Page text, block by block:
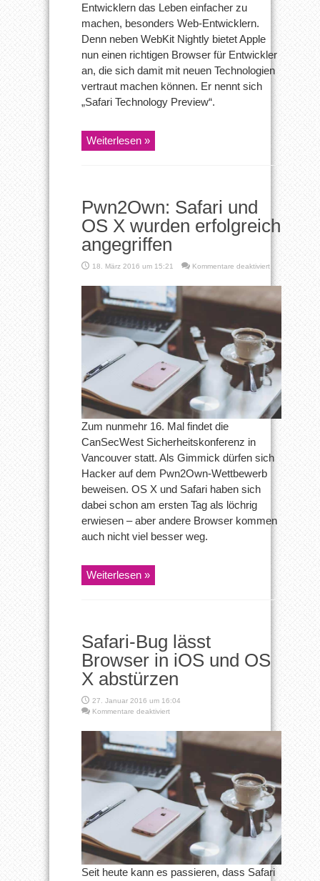
Entwicklern das Leben einfacher zu
machen, besonders Web-Entwicklern.
Denn neben WebKit Nightly bietet Apple
nun einen richtigen Browser für Entwickler
an, die sich damit mit neuen Technologien
vertraut machen können. Er nennt sich
„Safari Technology Preview“.
Weiterlesen »
Pwn2Own: Safari und
OS X wurden erfolgreich
angegriffen
18. März 2016 um 15:21 Kommentare deaktiviertfür
Pwn2Own:
Safari
OS
wurden
erfolgreich
angegriffen
Zum nunmehr 16. Mal findet die
CanSecWest Sicherheitskonferenz in
Vancouver statt. Als Gimmick dürfen sich
Hacker auf dem Pwn2Own-Wettbewerb
beweisen. OS X und Safari haben sich
dabei schon am ersten Tag als löchrig
erwiesen – aber andere Browser kommen
auch nicht viel besser weg.
Weiterlesen »
Safari-Bug lässt
Browser in iOS und OS
X abstürzen
27. Januar 2016 um 16:04
Kommentare deaktiviertfür
Bug
lässt
Browser
in
iOS
und
OS
abstürzen
Seit heute kann es passieren, dass Safari